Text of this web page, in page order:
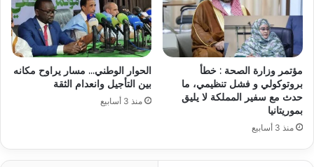
مؤتمر وزارة الصحة : خطأ
بروتوكولي و فشل تنظيمي، ما
حدث مع سفير المملكة لا يليق
بموريتانيا
منذ 3 أسابيع
الحوار الوطني… مسار يراوح مكانه
بين التأجيل وانعدام الثقة
منذ 3 أسابيع